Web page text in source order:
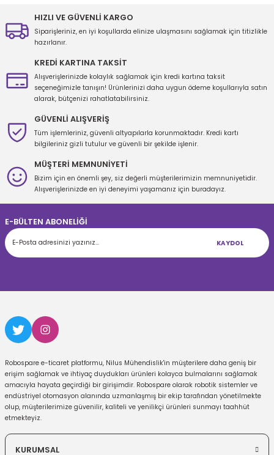
Ürün resmi kalitesiz, bozuk veya görüntülenemiyor.
Ürün bilgilerinde hatalar bulunuyor.
Ürün fiyatı diğer sitelerden daha pahalı.
Gönder
HIZLI VE GÜVENLİ KARGO
Siparişleriniz, en iyi koşullarda elinize ulaşmasını sağlamak için titizlikle
hazırlanır.
KREDİ KARTINA TAKSİT
Alışverişlerinizde kolaylık sağlamak için kredi kartına taksit
seçeneğimizle tanışın! Ürünlerinizi daha uygun ödeme koşullarıyla satın
alarak, bütçenizi rahatlatabilirsiniz.
GÜVENLİ ALIŞVERİŞ
Tüm işlemleriniz, güvenli altyapılarla korunmaktadır. Kredi kartı
bilgileriniz gizli tutulur ve güvenli bir şekilde işlenir.
MÜŞTERİ MEMNUNİYETİ
Bizim için en önemli şey, siz değerli müşterilerimizin memnuniyetidir.
Alışverişlerinizde en iyi deneyimi yaşamanız için buradayız.
E-BÜLTEN ABONELİĞİ
KAYDOL
Robospare e-ticaret platformu, Nilus Mühendislik'in müşterilere daha geniş bir
erişim sağlamak ve ihtiyaç duydukları ürünleri kolayca bulmalarını sağlamak
amacıyla hayata geçirdiği bir girişimdir. Robospare olarak robotik sistemler ve
endüstriyel otomasyon alanında uzmanlaşmış bir ekip tarafından yönetilmekte
olup, müşterilerimize güvenilir, kaliteli ve yenilikçi ürünleri sunmayı taahhüt
etmekteyiz.
KURUMSAL